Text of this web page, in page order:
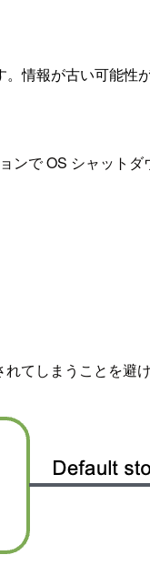
情報が古い可能性
で OS シャット
てしまうことを避